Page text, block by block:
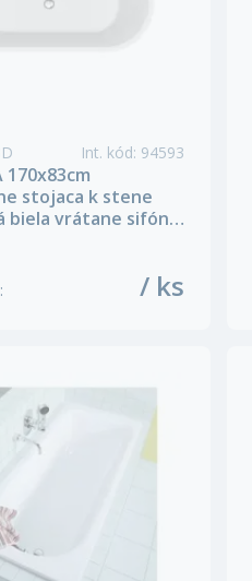
Int. kód: 94593
170x83cm
stojaca k stene
biela vrátane sifónu
301)
: / ks